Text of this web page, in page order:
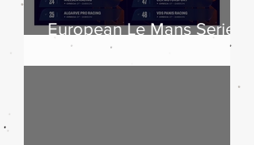
European Le Mans Series
2025: boom di iscritti